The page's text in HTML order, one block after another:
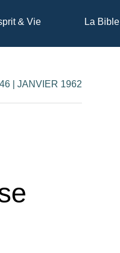
& Vie La Bible
| JANVIER 1962